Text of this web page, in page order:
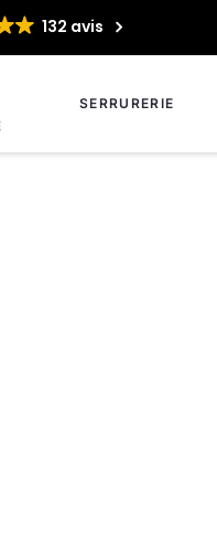
132 avis
SERRURERIE